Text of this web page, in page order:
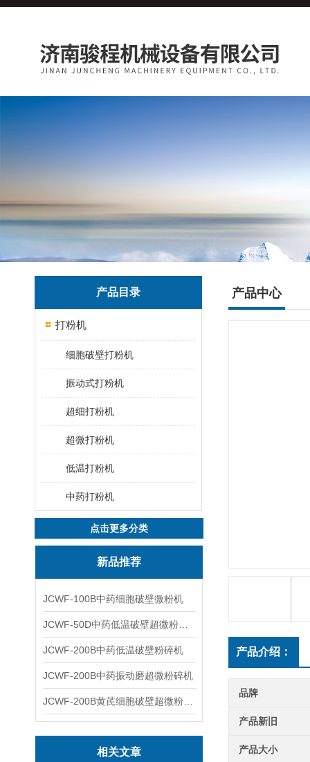
产品目录
打粉机
细胞破壁打粉机
振动式打粉机
超细打粉机
超微打粉机
低温打粉机
中药打粉机
点击更多分类
新品推荐
JCWF-100B中药细胞破壁微粉机
JCWF-200B中药低温破壁粉碎机
JCWF-200B中药振动磨超微粉碎机
相关文章
产品中心
产品介绍：
品牌
产品新旧
产品大小